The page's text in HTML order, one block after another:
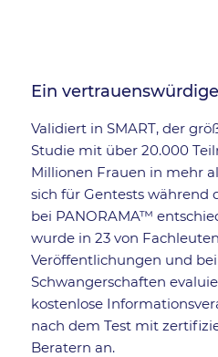
Ein
Validiert in SMART, der
Studie mit über 20.000
Millionen Frauen in mehr
sich für Gentests während
bei PANORAMA™
wurde in 23 von
Veröffentlichungen und bei
Schwangerschaften
kostenlose
nach dem Test mit
Beratern an.